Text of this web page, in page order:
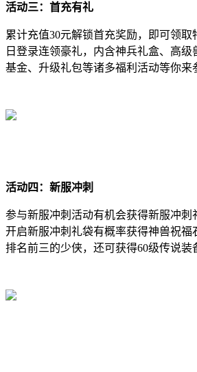
活动三：首充有礼
累计充值30元解锁首充奖励，即可领
日登录连领豪礼，内含神兵礼盒、高
基金、升级礼包等诸多福利活动等你来
活动四：新服冲刺
参与新服冲刺活动有机会获得新服冲刺
开启新服冲刺礼袋有概率获得神兽祝福
排名前三的少侠，还可获得60级传说装